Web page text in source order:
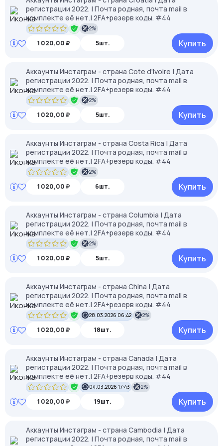
регистрации 2022. | Почта родная, почта mail в
комплекте её нет.| 2FA+резерв коды. #44
2%
1 020,00 ₽ 5шт. Купить
Аккаунты Инстаграм - страна Cote d'Ivoire | Дата
регистрации 2022. | Почта родная, почта mail в
комплекте её нет.| 2FA+резерв коды. #44
2%
1 020,00 ₽ 5шт. Купить
Аккаунты Инстаграм - страна Costa Rica | Дата
регистрации 2022. | Почта родная, почта mail в
комплекте её нет.| 2FA+резерв коды. #44
2%
1 020,00 ₽ 6шт. Купить
Аккаунты Инстаграм - страна Columbia | Дата
регистрации 2022. | Почта родная, почта mail в
комплекте её нет.| 2FA+резерв коды. #44
2%
1 020,00 ₽ 5шт. Купить
Аккаунты Инстаграм - страна China | Дата
регистрации 2022. | Почта родная, почта mail в
комплекте её нет.| 2FA+резерв коды. #44
28.03.2026 06:42 2%
1 020,00 ₽ 18шт. Купить
Аккаунты Инстаграм - страна Canada | Дата
регистрации 2022. | Почта родная, почта mail в
комплекте её нет.| 2FA+резерв коды. #44
04.03.2026 17:43 2%
1 020,00 ₽ 19шт. Купить
Аккаунты Инстаграм - страна Cambodia | Дата
регистрации 2022. | Почта родная, почта mail в